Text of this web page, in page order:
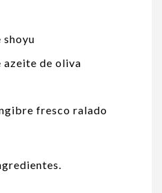
shoyu
azeite de oliva
fresco ralado